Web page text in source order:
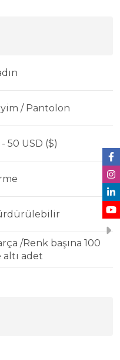
/ Pantolon
- 50 USD ($)
/Renk başına 100
altı adet